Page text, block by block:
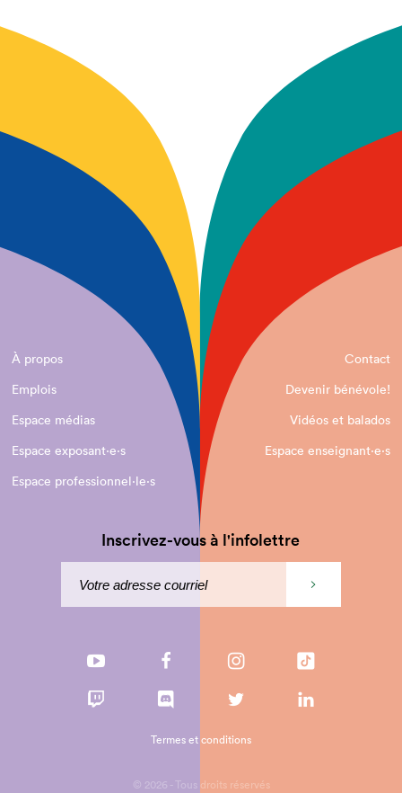
À propos
Contact
Emplois
Devenir bénévole!
Espace médias
Vidéos et balados
Espace exposant·e⋅s
Espace enseignant·e⋅s
Espace professionnel·le⋅s
Inscrivez-vous à l'infolettre
© 2026 - Tous droits réservés
Termes et conditions